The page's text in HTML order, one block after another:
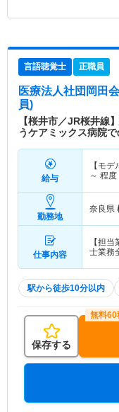
言語聴覚士 正職員
医療法人社団岡田
員)
【桜井市／JR桜井線
うケアミックス病院
給与
【モデ
～ 程度
勤務地
奈良県
仕事内容
【担
駅から徒歩10分以内
保存する